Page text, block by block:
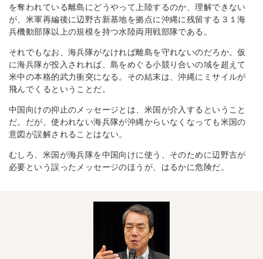
を奪われている離島にどうやって上陸するのか、理解できない
が、米軍再編後に辺野古新基地を拠点に沖縄に残留する３１海
兵機動部隊以上の規模を持つ水陸両用戦部隊である。
それでもなお、海兵隊がなければ離島を守れないのだろか。仮
に海兵隊が投入されれば、島をめぐる小競り合いの域を超えて
米中の本格的武力衝突になる。その結末は、沖縄にミサイルが
飛んでくるということだ。
中国向けの抑止のメッセージとは、米国が介入するということ
だ。だが、使われない海兵隊が沖縄からいなくなっても米国の
意図が誤解されることはない。
むしろ、米国が海兵隊を中国向けに使う、そのために辺野古が
必要という誤ったメッセージのほうが、はるかに危険だ。